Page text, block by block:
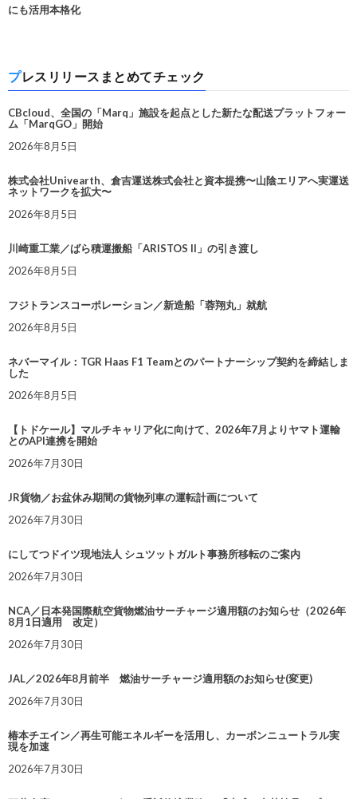
にも活用本格化
プレスリリースまとめてチェック
CBcloud、全国の「Marq」施設を起点とした新たな配送プラットフォー
ム「MarqGO」開始
2026年8月5日
株式会社Univearth、倉吉運送株式会社と資本提携〜山陰エリアへ実運送
ネットワークを拡大〜
2026年8月5日
川崎重工業／ばら積運搬船「ARISTOS II」の引き渡し
2026年8月5日
フジトランスコーポレーション／新造船「蓉翔丸」就航
2026年8月5日
ネバーマイル：TGR Haas F1 Teamとのパートナーシップ契約を締結しま
した
2026年8月5日
【トドケール】マルチキャリア化に向けて、2026年7月よりヤマト運輸
とのAPI連携を開始
2026年7月30日
JR貨物／お盆休み期間の貨物列車の運転計画について
2026年7月30日
にしてつドイツ現地法人 シュツットガルト事務所移転のご案内
2026年7月30日
NCA／日本発国際航空貨物燃油サーチャージ適用額のお知らせ（2026年
8月1日適用 改定）
2026年7月30日
JAL／2026年8月前半 燃油サーチャージ適用額のお知らせ(変更)
2026年7月30日
椿本チエイン／再生可能エネルギーを活用し、カーボンニュートラル実
現を加速
2026年7月30日